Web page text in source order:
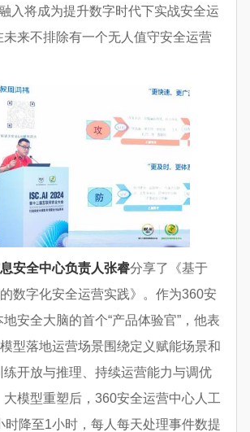
入将成为提升数字时代下实战安全运
来不排除有一个无人值守安全运营
安全中心负责人张睿分享了《基于
数字化安全运营实践》。作为360安
安全大脑的首个“产品体验官”，他表
型落地运营场景围绕定义赋能场景和
练开放与推理、持续运营能力与调优
大模型重塑后，360安全运营中心人工
时降至1小时，每人每天处理事件数提